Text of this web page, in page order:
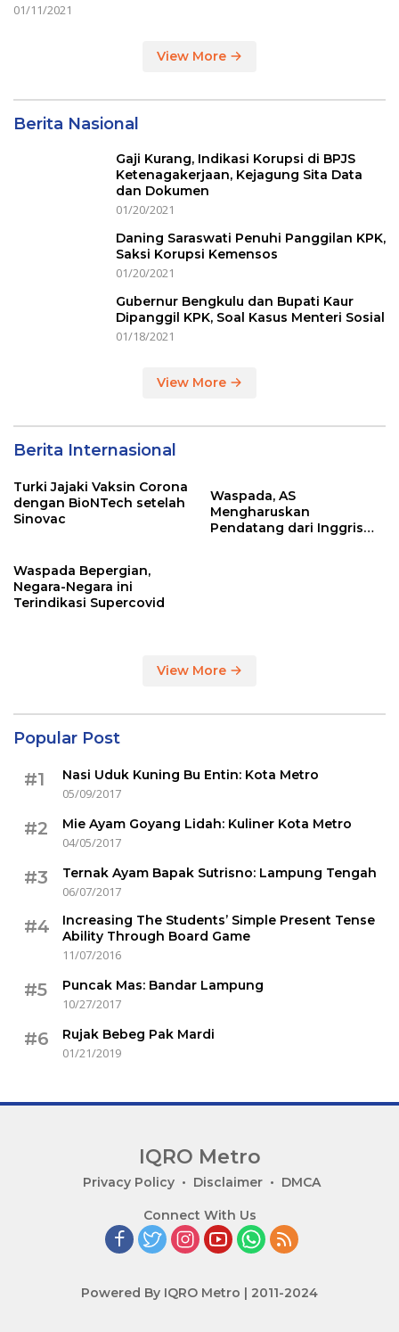
01/11/2021
View More
Berita Nasional
Gaji Kurang, Indikasi Korupsi di BPJS
Ketenagakerjaan, Kejagung Sita Data
dan Dokumen
01/20/2021
Daning Saraswati Penuhi Panggilan KPK,
Saksi Korupsi Kemensos
01/20/2021
Gubernur Bengkulu dan Bupati Kaur
Dipanggil KPK, Soal Kasus Menteri Sosial
01/18/2021
View More
Berita Internasional
Turki Jajaki Vaksin Corona
dengan BioNTech setelah
Sinovac
Waspada, AS
Mengharuskan
Pendatang dari Inggris
Waspada Bepergian,
Negara-Negara ini
Terindikasi Supercovid
View More
Popular Post
#1
Nasi Uduk Kuning Bu Entin: Kota Metro
05/09/2017
#2
Mie Ayam Goyang Lidah: Kuliner Kota Metro
04/05/2017
#3
Ternak Ayam Bapak Sutrisno: Lampung Tengah
06/07/2017
#4
Increasing The Students’ Simple Present Tense
Ability Through Board Game
11/07/2016
#5
Puncak Mas: Bandar Lampung
10/27/2017
#6
Rujak Bebeg Pak Mardi
01/21/2019
IQRO Metro
Privacy Policy Disclaimer DMCA
Connect With Us
Powered By IQRO Metro | 2011-2024